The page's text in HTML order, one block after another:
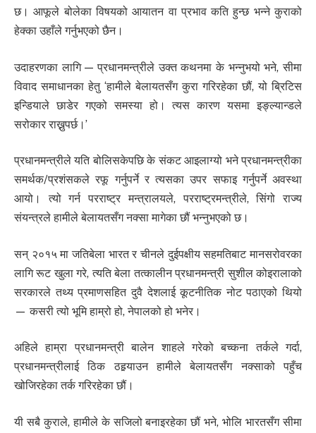
छ। आफूले बोलेका विषयको आयातन वा प्रभाव कति हुन्छ भन्ने कुराको
हेक्का उहाँले गर्नुभएको छैन।
उदाहरणका लागि — प्रधानमन्त्रीले उक्त कथनमा के भन्नुभयो भने, सीमा
विवाद समाधानका हेतु ‘हामीले बेलायतसँग कुरा गरिरहेका छौं, यो ब्रिटिस
इन्डियाले छाडेर गएको समस्या हो। त्यस कारण यसमा इङ्ल्यान्डले
सरोकार राख्नुपर्छ।’
प्रधानमन्त्रीले यति बोलिसकेपछि के संकट आइलाग्यो भने प्रधानमन्त्रीका
समर्थक/प्रशंसकले रफू गर्नुपर्ने र त्यसका उपर सफाइ गर्नुपर्ने अवस्था
आयो। त्यो गर्न परराष्ट्र मन्त्रालयले, परराष्ट्रमन्त्रीले, सिंगो राज्य
संयन्त्रले हामीले बेलायतसँग नक्सा मागेका छौं भन्नुभएको छ।
सन् २०१५ मा जतिबेला भारत र चीनले दुईपक्षीय सहमतिबाट मानसरोवरका
लागि रूट खुला गरे, त्यति बेला तत्कालीन प्रधानमन्त्री सुशील कोइरालाको
सरकारले तथ्य प्रमाणसहित दुवै देशलाई कूटनीतिक नोट पठाएको थियो
— कसरी त्यो भूमि हाम्रो हो, नेपालको हो भनेर।
अहिले हाम्रा प्रधानमन्त्री बालेन शाहले गरेको बच्कना तर्कले गर्दा,
प्रधानमन्त्रीलाई ठिक ठहर्‍याउन हामीले बेलायतसँग नक्साको पहुँच
खोजिरहेका तर्क गरिरहेका छौं।
यी सबै कुराले, हामीले के सजिलो बनाइरहेका छौं भने, भोलि भारतसँग सीमा